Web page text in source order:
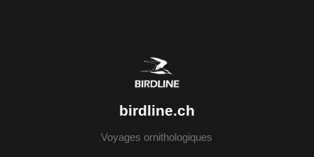
birdline.ch
Voyages ornithologiques